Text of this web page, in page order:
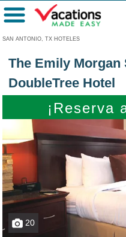
SAN ANTONIO, TX HOTELES
Menú
The Emily Morgan
DoubleTree Hotel
¡Reserva
20